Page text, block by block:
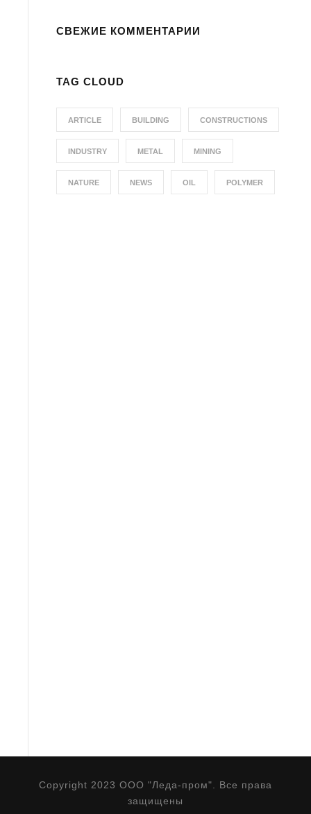
СВЕЖИЕ КОММЕНТАРИИ
TAG CLOUD
ARTICLE BUILDING CONSTRUCTIONS
INDUSTRY METAL MINING
NATURE NEWS OIL POLYMER
Copyright 2023 ООО "Леда-пром". Все права
защищены